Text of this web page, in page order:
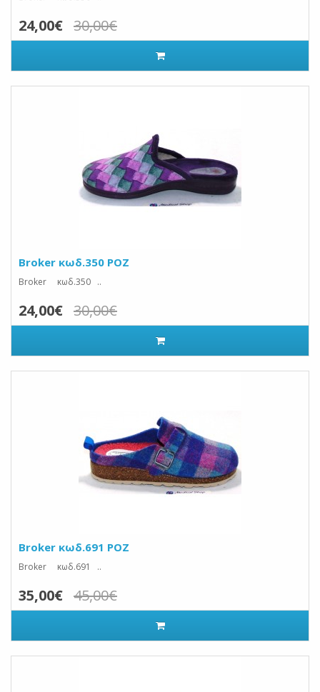
24,00€ 30,00€
Broker κωδ.350 ΡΟΖ
Broker κωδ.350 ..
24,00€ 30,00€
Broker κωδ.691 ΡΟΖ
Broker κωδ.691 ..
35,00€ 45,00€